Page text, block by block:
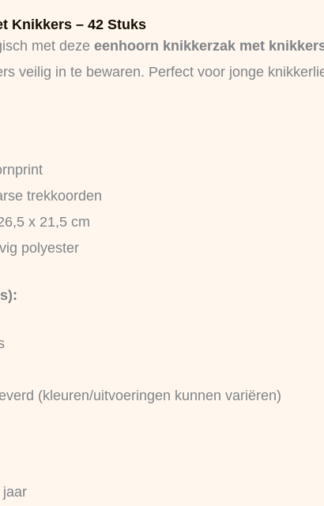
Knikkers – 42 Stuks
met deze eenhoorn knikkerzak met
veilig in te bewaren. Perfect voor jonge
trekkoorden
x 21,5 cm
polyester
(kleuren/uitvoeringen kunnen variëren)
jaar